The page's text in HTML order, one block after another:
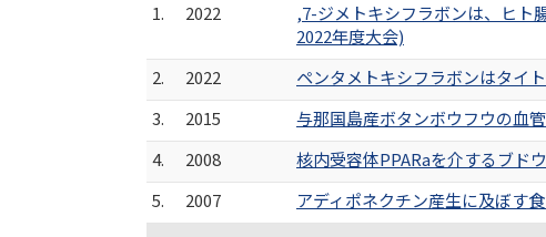
1.
2022
,7-ジメトキシフラボンは、ヒト
2022年度大会)
2.
2022
ペンタメトキシフラボンはタイ
3.
2015
与那国島産ボタンボウフウの血
4.
2008
核内受容体PPARaを介するブド
5.
2007
アディポネクチン産生に及ぼす